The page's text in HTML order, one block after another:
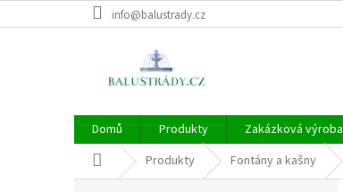
na
info@balustrady.cz
Domů Produkty Zakázková výroba
Domů Produkty Fontány a kašny